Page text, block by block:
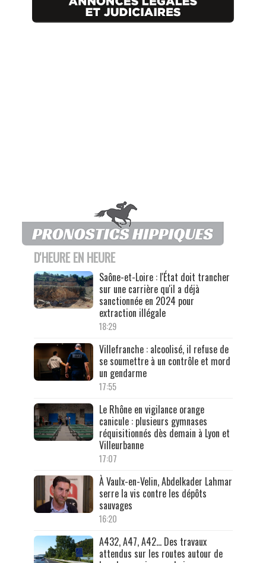
D'HEURE EN HEURE
Saône-et-Loire : l'État doit trancher
sur une carrière qu'il a déjà
sanctionnée en 2024 pour
extraction illégale
18:29
Villefranche : alcoolisé, il refuse de
se soumettre à un contrôle et mord
un gendarme
17:55
Le Rhône en vigilance orange
canicule : plusieurs gymnases
réquisitionnés dès demain à Lyon et
Villeurbanne
17:07
À Vaulx-en-Velin, Abdelkader Lahmar
serre la vis contre les dépôts
sauvages
16:20
A432, A47, A42… Des travaux
attendus sur les routes autour de